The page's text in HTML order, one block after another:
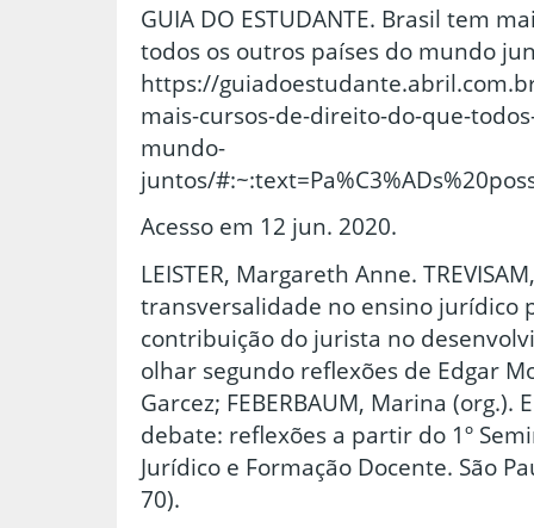
GUIA DO ESTUDANTE. Brasil tem
todos os outros países do mundo
https://
mais-cursos-de-direito-do-que-
mundo-
juntos/
Acesso em 12 jun. 2020.
LEISTER, Margareth Anne.
transversalidade no ensino jurídico
contribuição do jurista no
olhar segundo reflexões de Edgar
Garcez; FEBERBAUM, Marina
debate: reflexões a partir do 1º
Jurídico e Formação Docente. São
70).